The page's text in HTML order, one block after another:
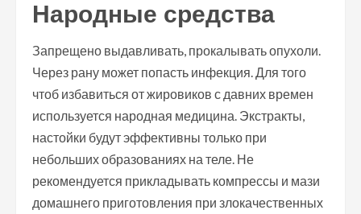
Народные средства
Запрещено выдавливать, прокалывать опухоли.
Через рану может попасть инфекция. Для того
чтоб избавиться от жировиков с давних времен
используется народная медицина. Экстракты,
настойки будут эффективны только при
небольших образованиях на теле. Не
рекомендуется прикладывать компрессы и мази
домашнего приготовления при злокачественных